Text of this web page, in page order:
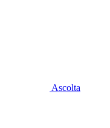
Ascolta